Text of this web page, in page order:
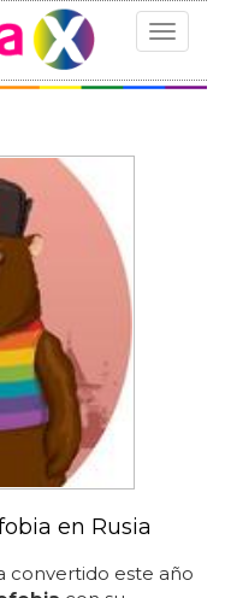
Toggle
en Rusia
convertido este año